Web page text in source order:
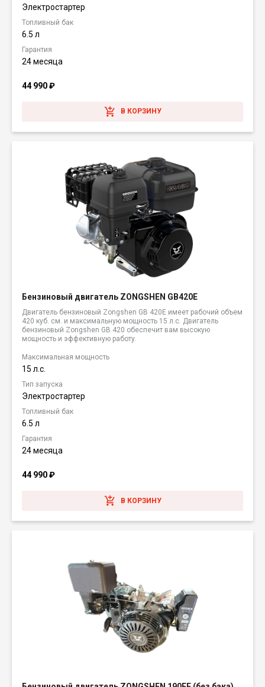
Электростартер
Топливный бак
6.5 л
Гарантия
24 месяца
44 990₽
В КОРЗИНУ
Бензиновый двигатель ZONGSHEN GB420E
Двигатель бензиновый Zongshen GB 420E имеет рабочий объем
420 куб. см. и максимальную мощность 15 л.с. Двигатель
бензиновый Zongshen GB 420 обеспечит вам высокую
мощность и эффективную работу.
Максимальная мощность
15 л.с.
Тип запуска
Электростартер
Топливный бак
6.5 л
Гарантия
24 месяца
44 990₽
В КОРЗИНУ